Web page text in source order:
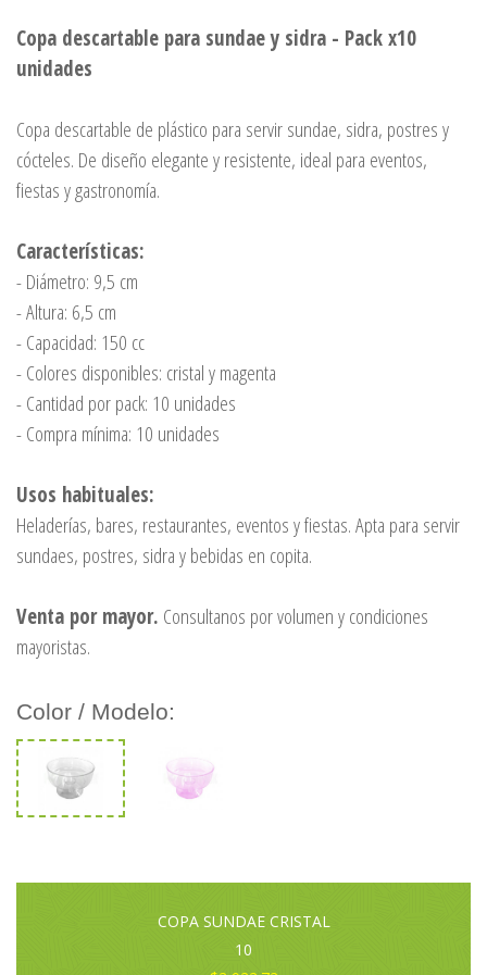
Copa descartable para sundae y sidra - Pack x10
unidades
Copa descartable de plástico para servir sundae, sidra, postres y
cócteles. De diseño elegante y resistente, ideal para eventos,
fiestas y gastronomía.
Características:
- Diámetro: 9,5 cm
- Altura: 6,5 cm
- Capacidad: 150 cc
- Colores disponibles: cristal y magenta
- Cantidad por pack: 10 unidades
- Compra mínima: 10 unidades
Usos habituales:
Heladerías, bares, restaurantes, eventos y fiestas. Apta para servir
sundaes, postres, sidra y bebidas en copita.
Venta por mayor. Consultanos por volumen y condiciones
mayoristas.
Color / Modelo:
COPA SUNDAE CRISTAL
10